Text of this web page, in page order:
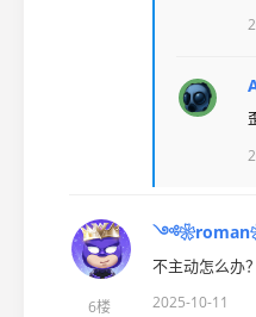
6楼
不主动怎么办
2025-10-11